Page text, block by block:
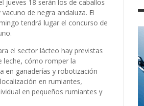
jueves 18 serán los de caballos
de negra andaluza. El
tendrá lugar el concurso de
el sector lácteo hay previstas
leche, cómo romper la
en ganaderías y robotización
en rumiantes,
en pequeños rumiantes y